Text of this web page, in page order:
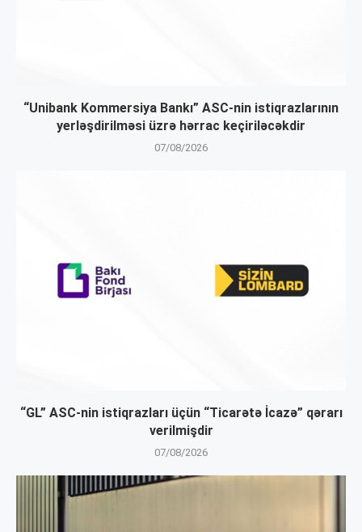
“Unibank Kommersiya Bankı” ASC-nin istiqrazlarının
yerləşdirilməsi üzrə hərrac keçiriləcəkdir
07/08/2026
“GL” ASC-nin istiqrazları üçün “Ticarətə İcazə” qərarı
verilmişdir
07/08/2026